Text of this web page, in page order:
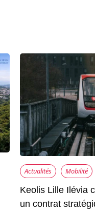
Actualités Mobilité
Keolis Lille Ilévia
un contrat